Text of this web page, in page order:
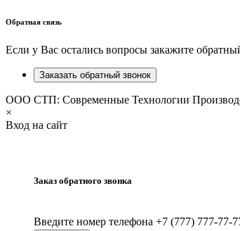
Обратная связь
Если у Вас остались вопросы закажите
Заказать обратный звонок
ООО СТП: Современные Технологии
×
Вход на сайт
Заказ обратного звонка
Введите номер телефона +7 (777) 777-77-